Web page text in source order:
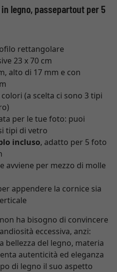
legno, passepartout per 5
rettangolare
23 x 70 cm
alto di 17 mm e con
(a scelta ci sono 3 tipi
per le tue foto: puoi
tipi di vetro
incluso, adatto per 5 foto
avviene per mezzo di molle
appendere la cornice sia
ha bisogno di convincere
eccessiva, anzi:
bellezza del legno, materia
autenticità ed eleganza
di legno il suo aspetto